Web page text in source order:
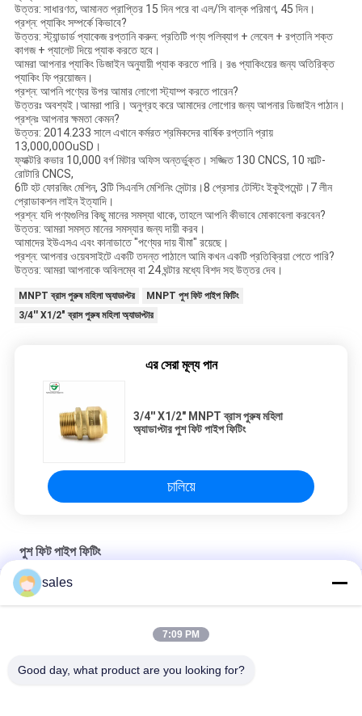
উত্তর: সাধারণত, আমানত প্রাপ্তির 15 দিন পরে বা এল/সি বাল্ক পরিমাণ, 45 দিন।
প্রশ্ন: প্যাকিং সম্পর্কে কিভাবে?
উত্তর: স্ট্যান্ডার্ড প্যাকেজ রপ্তানি করুন: প্রতিটি পণ্য পলিব্যাগ + লেবেল + রপ্তানি শক্ত
কাগজ + প্যালেট দিয়ে প্যাক করতে হবে।
আমরা আপনার প্যাকিং ডিজাইন অনুযায়ী প্যাক করতে পারি। রঙ প্যাকিংয়ের জন্য অতিরিক্ত
প্যাকিং ফি প্রয়োজন।
প্রশ্ন: আপনি পণ্যের উপর আমার লোগো স্ট্যাম্প করতে পারেন?
উত্তরঃ অবশ্যই।আমরা পারি। অনুগ্রহ করে আমাদের লোগোর জন্য আপনার ডিজাইন পাঠান।
প্রশ্নঃ আপনার ক্ষমতা কেমন?
উত্তর: 2014.233 সালে এখানে কর্মরত শ্রমিকদের বার্ষিক রপ্তানি প্রায়
13,000,00OuSD।
ফ্যাক্টরি কভার 10,000 বর্গ মিটার অফিস অন্তর্ভুক্ত। সজ্জিত 130 CNCS, 10 মাল্টি-
রোটারি CNCS,
6টি হট ফোরজিং মেশিন, 3টি সিএনসি মেশিনিং সেন্টার।8 প্রেসার টেস্টিং ইকুইপমেন্ট।7 লীন
প্রোডাকশন লাইন ইত্যাদি।
প্রশ্ন: যদি পণ্যগুলির কিছু মানের সমস্যা থাকে, তাহলে আপনি কীভাবে মোকাবেলা করবেন?
উত্তর: আমরা সমস্ত মানের সমস্যার জন্য দায়ী করব।
আমাদের ইউএসএ এবং কানাডাতে "পণ্যের দায় বীমা" রয়েছে।
প্রশ্ন: আপনার ওয়েবসাইটে একটি তদন্ত পাঠালে আমি কখন একটি প্রতিক্রিয়া পেতে পারি?
উত্তর: আমরা আপনাকে অবিলম্বে বা 24 ঘন্টার মধ্যে বিশদ সহ উত্তর দেব।
MNPT ব্রাস পুরুষ মহিলা অ্যাডাপ্টর
MNPT পুশ ফিট পাইপ ফিটিং
3/4'' X1/2" ব্রাস পুরুষ মহিলা অ্যাডাপ্টার
এর সেরা মূল্য পান
3/4'' X1/2" MNPT ব্রাস পুরুষ মহিলা
অ্যাডাপ্টার পুশ ফিট পাইপ ফিটিং
চালিয়ে
পুশ ফিট পাইপ ফিটিং
MNPT পুরুষ কপার অ্যাডাপ্টার 3/4''X1/2" পুশ ফিট পাইপ ফিটিং
sales
7:09 PM
Good day, what product are you looking for?